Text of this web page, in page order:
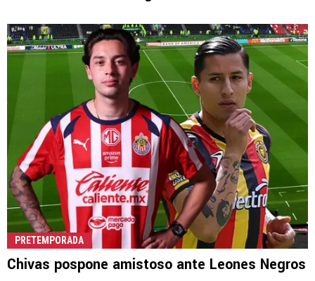
PRETEMPORADA
Chivas pospone amistoso ante Leones Negros